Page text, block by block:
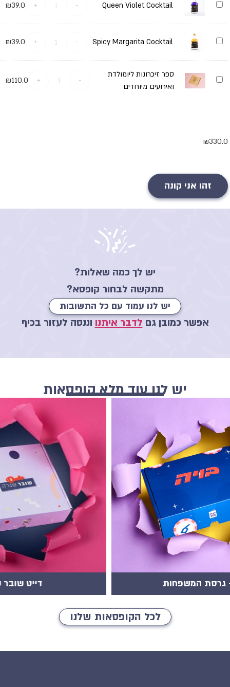
Queen
Queen Violet Cocktail
-
+
₪39.0
Spicy
Margarita
Spicy Margarita Cocktail
-
+
₪39.0
ספר
זיכרונות
ואירועים
ספר זיכרונות ליומולדת
ואירועים מיוחדים
-
+
₪110.0
₪330.0
זהו אני קונה
יש לך כמה שאלות?
מתקשה לבחור קופסא?
יש לנו עמוד עם כל התשובות
אפשר כמובן גם לדבר איתנו וננסה לעזור בכיף
יש לנו עוד מלא קופסאות
לכל הקופסאות שלנו